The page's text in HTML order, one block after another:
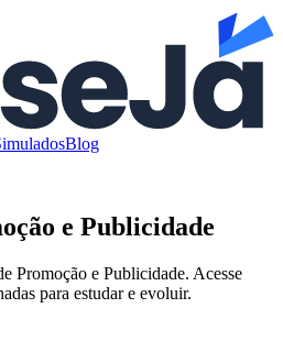
Blog
e Publicidade
Promoção e Publicidade. Acesse
para estudar e evoluir.